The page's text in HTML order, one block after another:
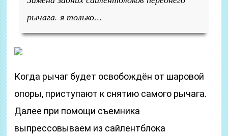
рычага. я только…
Когда рычаг будет освобождён от шаровой
опоры, приступают к снятию самого рычага.
Далее при помощи съемника
выпрессовываем из сайлентблока